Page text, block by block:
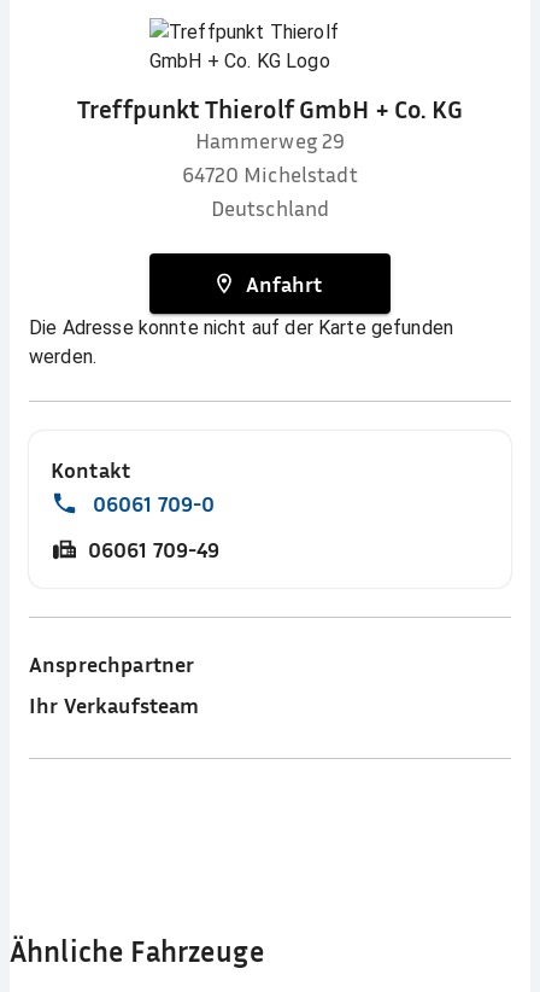
Treffpunkt Thierolf GmbH + Co. KG
Hammerweg 29
64720 Michelstadt
Deutschland
Anfahrt
Die Adresse konnte nicht auf der Karte gefunden
werden.
Kontakt
06061 709-0
06061 709-49
Ansprechpartner
Ihr Verkaufsteam
Ähnliche Fahrzeuge